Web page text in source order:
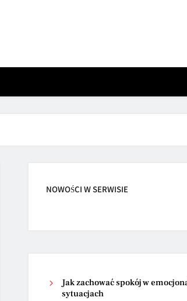
NOWOŚCI W SERWISIE
Jak zachować spokój w
sytuacjach